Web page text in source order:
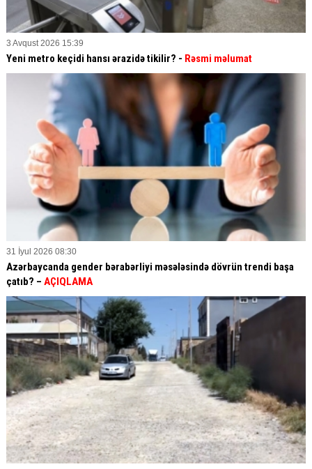
3 Avqust 2026 15:39
Yeni metro keçidi hansı ərazidə tikilir? - Rəsmi məlumat
31 İyul 2026 08:30
Azərbaycanda gender bərabərliyi məsələsində dövrün trendi başa
çatıb? – AÇIQLAMA